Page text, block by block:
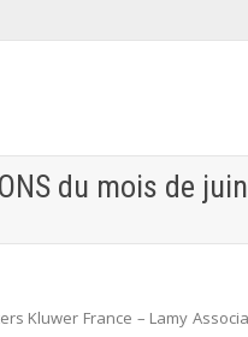
du mois de
Kluwer France – Lamy